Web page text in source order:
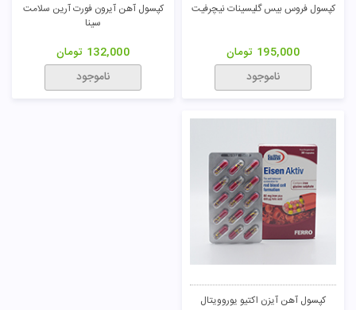
کپسول فروس بیس گلیسینات نیچرفیت
195,000 تومان
ناموجود
کپسول آهن آیرون فورت آرین سلامت
سینا
132,000 تومان
ناموجود
کپسول آهن آیزن اکتیو یوروویتال